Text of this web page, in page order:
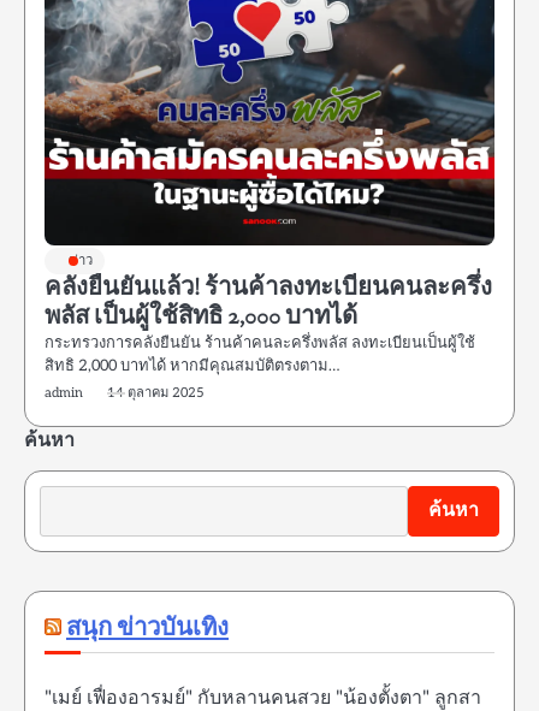
ข่าว
คลังยืนยันแล้ว! ร้านค้าลงทะเบียนคนละครึ่ง
พลัส เป็นผู้ใช้สิทธิ 2,000 บาทได้
กระทรวงการคลังยืนยัน ร้านค้าคนละครึ่งพลัส ลงทะเบียนเป็นผู้ใช้
สิทธิ 2,000 บาทได้ หากมีคุณสมบัติตรงตาม…
admin 14 ตุลาคม 2025
ค้นหา
ค้นหา
สนุก ข่าวบันเทิง
"เมย์ เฟื่องอารมย์" กับหลานคนสวย "น้องตั้งตา" ลูกสา